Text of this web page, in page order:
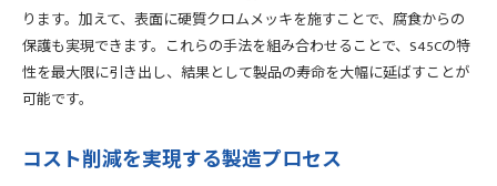
ります。加えて、表面に硬質クロムメッキを施すことで、腐食からの
保護も実現できます。これらの手法を組み合わせることで、S45Cの特
性を最大限に引き出し、結果として製品の寿命を大幅に延ばすことが
可能です。
コスト削減を実現する製造プロセス